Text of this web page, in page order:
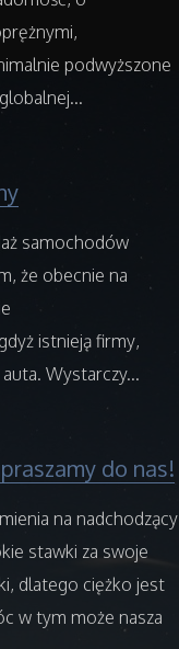
podwyższone
samochodów
że obecnie na
istnieją firmy,
Wystarczy...
do nas!
na nadchodzący
stawki za swoje
dlatego ciężko jest
w tym może nasza